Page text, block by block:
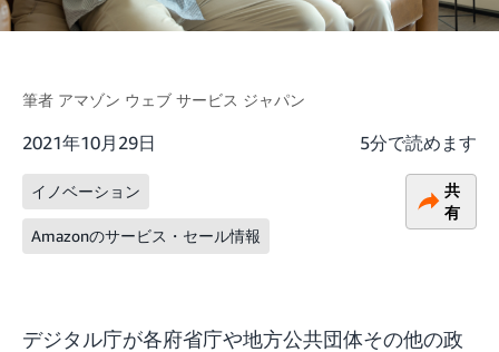
筆者 アマゾン ウェブ サービス ジャパン
2021年10月29日 5分で読めます
イノベーション
Amazonのサービス・セール情報
共
有
デジタル庁が各府省庁や地方公共団体その他の政